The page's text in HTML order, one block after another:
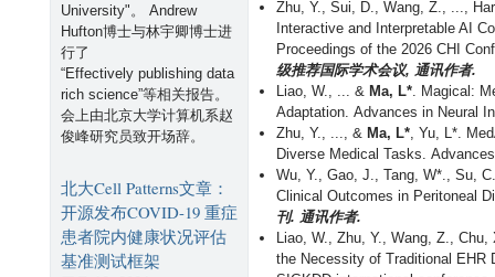
Zhu, Y., Sui, D., Wang, Z., ...,
Interactive and Interpretable AI
Proceedings of the 2026 CHI
级推荐国际学术会议, 通讯作者.
Liao, W., ... & Ma, L* . Magical:
Adaptation. Advances in Neural
Zhu, Y., ..., & Ma, L* , Yu, L*.
Diverse Medical Tasks.
Wu, Y., Gao, J., Tang, W*., Su,
Clinical Outcomes in Peritoneal
刊. 通讯作者.
Liao, W., Zhu, Y., Wang, Z.,
the Necessity of Traditional EHR
，
同
于
巴
塞
罗
举
办
K
D
University"。 Andrew
Hufton博士与林宇卿博士进
行了
“Effectively publishing data
rich science”等相关报告。
会上由北京大学计算机系赵
俊峰研究员致开场辞。
北大Cell Patterns文章：
开源发布COVID-19 重症
患者院内健康状况评估
基准测试框架